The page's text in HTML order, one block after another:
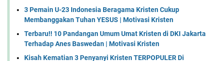
3 Pemain U-23 Indonesia Beragama Kristen Cukup
Membanggakan Tuhan YESUS | Motivasi Kristen
Terbaru!! 10 Pandangan Umum Umat Kristen di DKI Jakarta
Terhadap Anes Baswedan | Motivasi Kristen
Kisah Kematian 3 Penyanyi Kristen TERPOPULER Di